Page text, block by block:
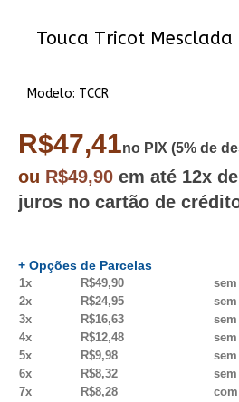
Touca Tricot
Modelo: TCCR
R$47,41no PIX (5% de
ou R$49,90 em até 12x
juros no cartão de
+ Opções de Parcelas
1x R$49,90
2x
R$24,95
3x
R$16,63
4x
R$12,48
5x
R$9,98
6x
R$8,32
7x
R$8,28